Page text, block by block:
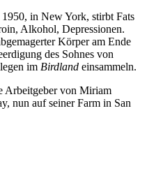
in New York, stirbt Fats
Alkohol, Depressionen.
Körper am Ende
des Sohnes von
im Birdland einsammeln.
Arbeitgeber von Miriam
nun auf seiner Farm in San